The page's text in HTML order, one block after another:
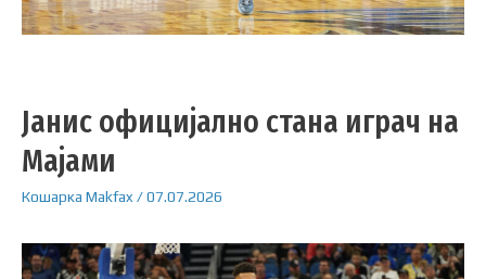
Јанис официјално стана играч на
Мајами
Кошарка Makfax /07.07.2026